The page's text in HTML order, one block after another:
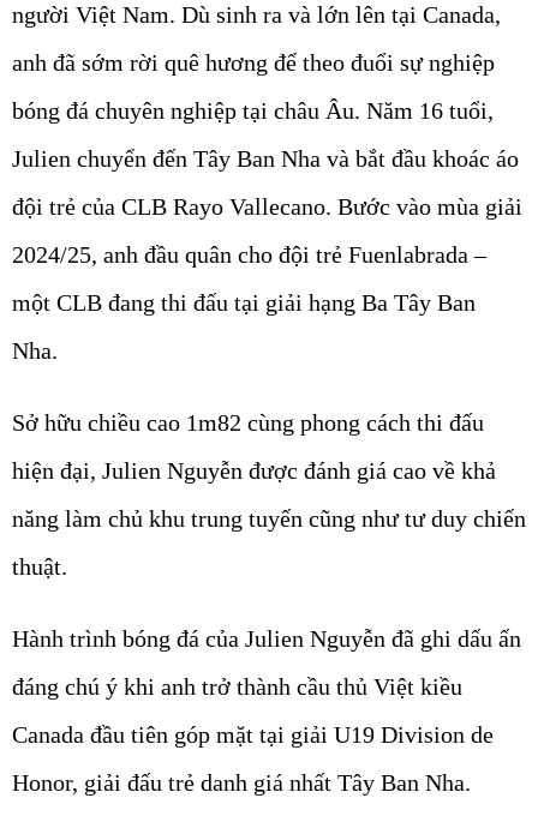
người Việt Nam. Dù sinh ra và lớn lên tại Canada,
anh đã sớm rời quê hương để theo đuổi sự nghiệp
bóng đá chuyên nghiệp tại châu Âu. Năm 16 tuổi,
Julien chuyển đến Tây Ban Nha và bắt đầu khoác áo
đội trẻ của CLB Rayo Vallecano. Bước vào mùa giải
2024/25, anh đầu quân cho đội trẻ Fuenlabrada –
một CLB đang thi đấu tại giải hạng Ba Tây Ban
Nha.
Sở hữu chiều cao 1m82 cùng phong cách thi đấu
hiện đại, Julien Nguyễn được đánh giá cao về khả
năng làm chủ khu trung tuyến cũng như tư duy chiến
thuật.
Hành trình bóng đá của Julien Nguyễn đã ghi dấu ấn
đáng chú ý khi anh trở thành cầu thủ Việt kiều
Canada đầu tiên góp mặt tại giải U19 Division de
Honor, giải đấu trẻ danh giá nhất Tây Ban Nha.